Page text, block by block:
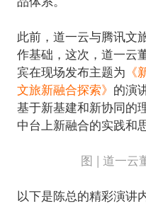
此前，道一云与腾讯文
作基础，这次，道一云
宾在现场发布主题为
文旅新融合探索》 的演
基于新基建和新协同的
图 | 道一云
以下是陈总的精彩演讲